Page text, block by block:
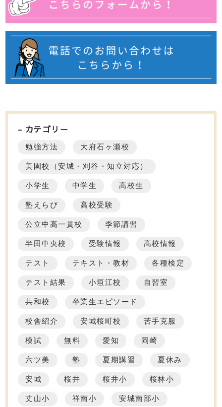
カテゴリー
勉強方法 大府石ヶ瀬校
美園校（安城・刈谷・知立対応）
小学生 中学生 高校生
塾えらび 高校受験
公立中高一貫校 季節講習
半田中央校 受験情報 高校情報
テスト テキスト・教材 各種検定
テスト結果 小垣江校 自習室
共和校 卒業生エピソード
校舎紹介 安城桜町校 苦手克服
模試 無料 愛知 岡崎
六ツ美 塾 夏期講習 夏休み
安城 桜井 桜井小 桜林小
丈山小 祥南小 安城南部小